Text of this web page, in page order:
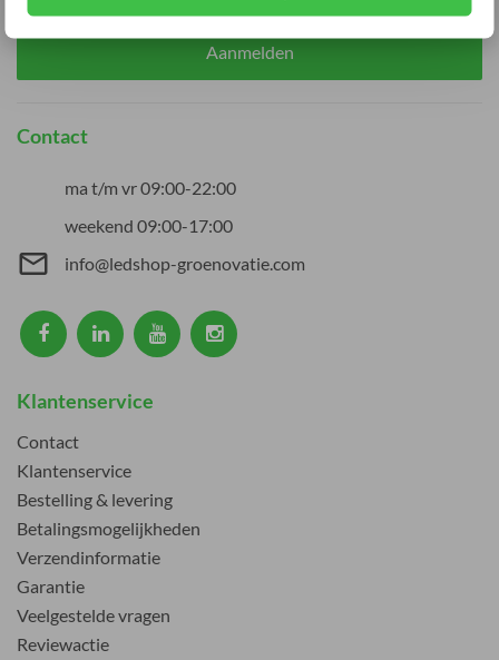
Aanmelden
Contact
ma t/m vr 09:00-22:00
weekend 09:00-17:00
mail_outline info@ledshop-groenovatie.com
Klantenservice
Contact
Klantenservice
Bestelling & levering
Betalingsmogelijkheden
Verzendinformatie
Garantie
Veelgestelde vragen
Reviewactie